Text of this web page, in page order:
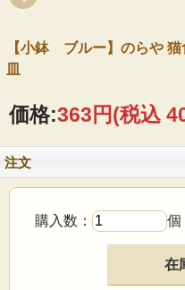
【小鉢 ブルー】のらや
皿
価格:363円(税込
注文
購入数： 個
在